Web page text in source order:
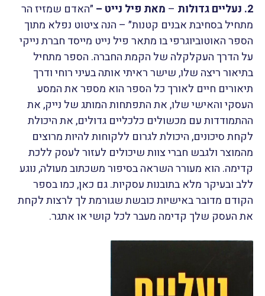
2. נעליים גדולות – מאת פיל נייט – ״האדם שמזיז הר
מתחיל בסחיבת אבנים קטנות״ – הנה ציטוט נפלא מתוך
הספר האוטוביוגרפי בו מתאר פיל נייט מייסד חברת נייקי
על הדרך העקלקלה של הקמת החברה. הספר מתחיל
בתיאור ריצה שלו, שישר ראיתי אותה בעיני רוחי ודרך
תיאורים חיים לאורך כל הספר הוא מספר את המסע
העסקי והאישי שלו, את התפתחות המותג של נייק, את
ההתמודדות עם מכשולים כלכליים גדולים, את היכולת
לקחת סיכונים, היכולת לגרום ללקוחות להיות מרוצים
מהמוצר ולגבש חברי צוות שיכולים לעזור לעסק ללכת
קדימה. הוא מעורר השראה בסיפור משכתוב מעולה, נוגע
ללב ובעיקר מלא בתובנות עסקיות. גם כאן, כמו בספר
הקודם מדובר באישיות כובשת שגורמת לך לרצות לקחת
את העסק שלך קדימה מעבר לכל קושי או אתגר.